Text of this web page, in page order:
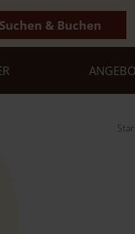
Suchen & Buchen